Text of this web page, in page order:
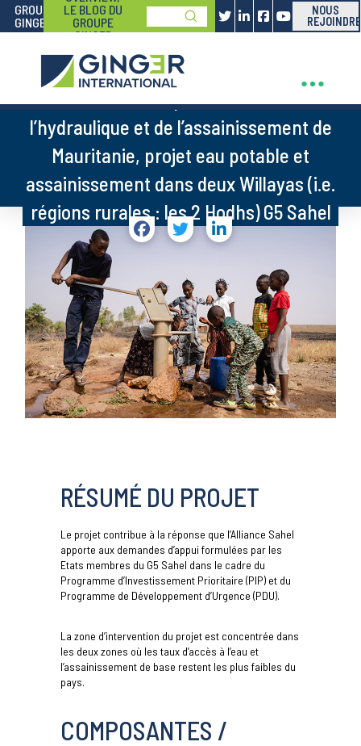
GROUPE
GINGER
LE BLOG DU
GROUPE
GINGER
Search
Submit
NOUS
REJOINDRE
Assistance Technique aux directions de
l’hydraulique et de l’assainissement de
Mauritanie, projet eau potable et
assainissement dans deux Willayas (i.e.
régions rurales : les 2 Hodhs) G5 Sahel
RÉSUMÉ DU PROJET
Le projet contribue à la réponse que l’Alliance Sahel
apporte aux demandes d’appui formulées par les
Etats membres du G5 Sahel dans le cadre du
Programme d’Investissement Prioritaire (PIP) et du
Programme de Développement d’Urgence (PDU).
La zone d’intervention du projet est concentrée dans
les deux zones où les taux d’accès à l’eau et
l’assainissement de base restent les plus faibles du
pays.
COMPOSANTES /